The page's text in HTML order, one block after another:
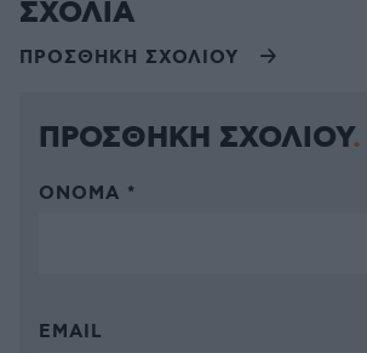
ΣΧΟΛΙΑ
ΠΡΟΣΘΗΚΗ ΣΧΟΛΙΟΥ
ΠΡΟΣΘΗΚΗ ΣΧΟΛΙΟΥ
ΌΝΟΜΑ *
EMAIL